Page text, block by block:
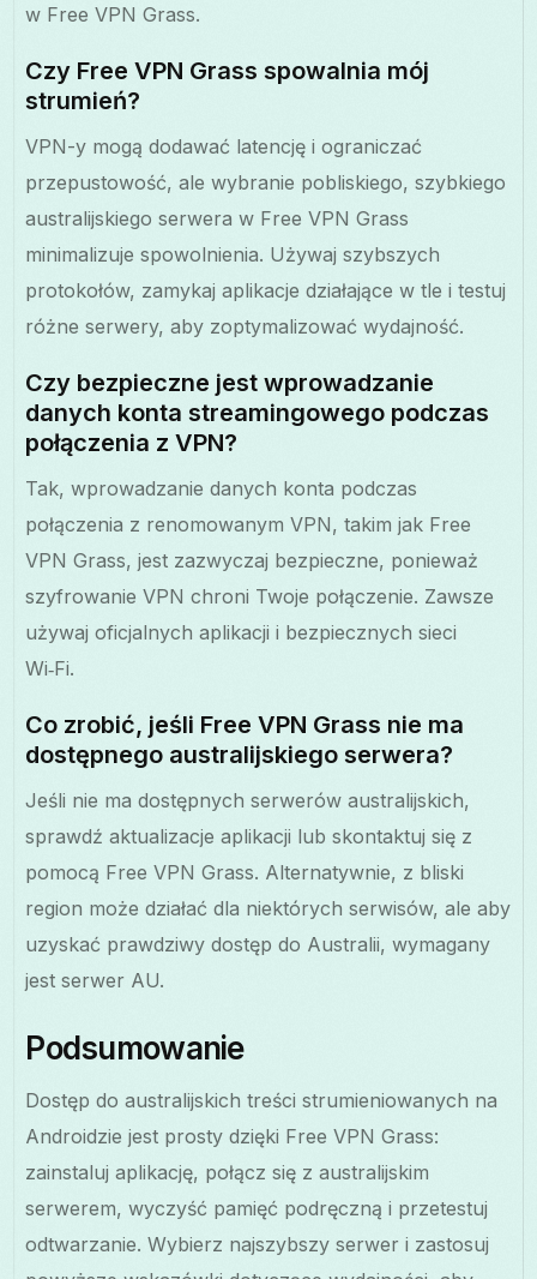
w Free VPN Grass.
Czy Free VPN Grass spowalnia mój
strumień?
VPN-y mogą dodawać latencję i ograniczać
przepustowość, ale wybranie pobliskiego, szybkiego
australijskiego serwera w Free VPN Grass
minimalizuje spowolnienia. Używaj szybszych
protokołów, zamykaj aplikacje działające w tle i testuj
różne serwery, aby zoptymalizować wydajność.
Czy bezpieczne jest wprowadzanie
danych konta streamingowego podczas
połączenia z VPN?
Tak, wprowadzanie danych konta podczas
połączenia z renomowanym VPN, takim jak Free
VPN Grass, jest zazwyczaj bezpieczne, ponieważ
szyfrowanie VPN chroni Twoje połączenie. Zawsze
używaj oficjalnych aplikacji i bezpiecznych sieci
Wi‑Fi.
Co zrobić, jeśli Free VPN Grass nie ma
dostępnego australijskiego serwera?
Jeśli nie ma dostępnych serwerów australijskich,
sprawdź aktualizacje aplikacji lub skontaktuj się z
pomocą Free VPN Grass. Alternatywnie, z bliski
region może działać dla niektórych serwisów, ale aby
uzyskać prawdziwy dostęp do Australii, wymagany
jest serwer AU.
Podsumowanie
Dostęp do australijskich treści strumieniowanych na
Androidzie jest prosty dzięki Free VPN Grass:
zainstaluj aplikację, połącz się z australijskim
serwerem, wyczyść pamięć podręczną i przetestuj
odtwarzanie. Wybierz najszybszy serwer i zastosuj